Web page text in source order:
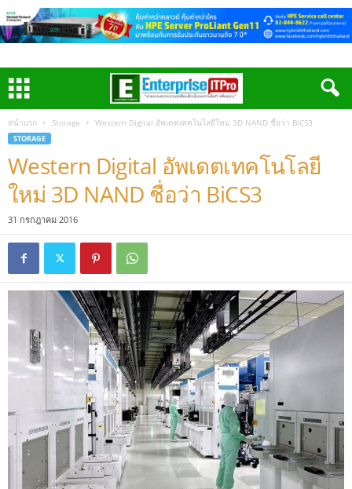
หน้าแรก Storage Western Digital อัพเดตเทคโนโลยีใหม่ 3D NAND ชื่อว่า BiCS3
STORAGE
Western Digital อัพเดตเทคโนโลยี
ใหม่ 3D NAND ชื่อว่า BiCS3
31 กรกฎาคม 2016